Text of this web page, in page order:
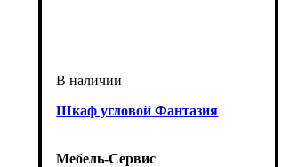
Шкаф угловой Фантазия
Мебель-Сервис